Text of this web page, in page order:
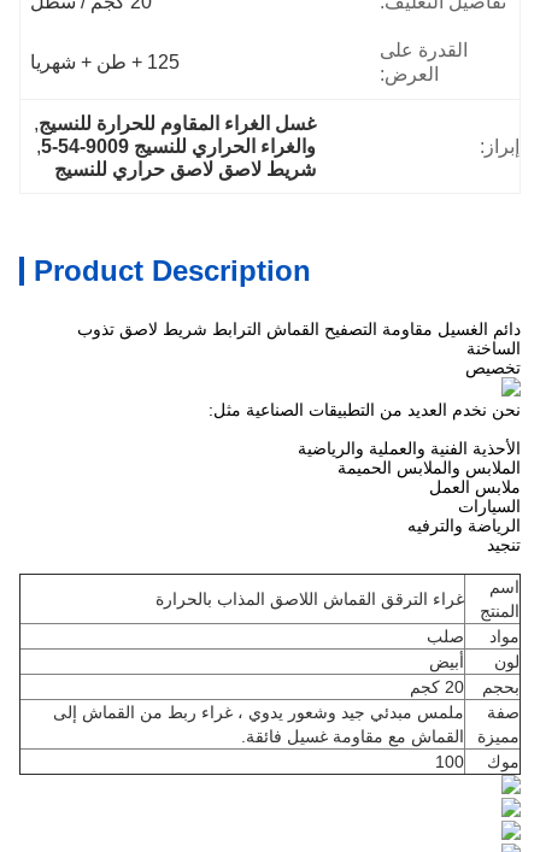
القدرة على
العرض:
125 + طن + شهريا
إبراز:
غسل الغراء المقاوم للحرارة للنسيج,
والغراء الحراري للنسيج 9009-54-5
,
شريط لاصق لاصق حراري للنسيج
Product Description
دائم الغسيل مقاومة التصفيح القماش الترابط شريط لاصق تذوب
الساخنة
تخصيص
نحن نخدم العديد من التطبيقات الصناعية مثل:
الأحذية الفنية والعملية والرياضية
الملابس والملابس الحميمة
ملابس العمل
السيارات
الرياضة والترفيه
تنجيد
اسم
المنتج
غراء الترقق القماش اللاصق المذاب بالحرارة
مواد
صلب
لون
أبيض
بحجم
20 كجم
صفة
مميزة
ملمس مبدئي جيد وشعور يدوي ، غراء ربط من القماش إلى
القماش مع مقاومة غسيل فائقة.
موك
100